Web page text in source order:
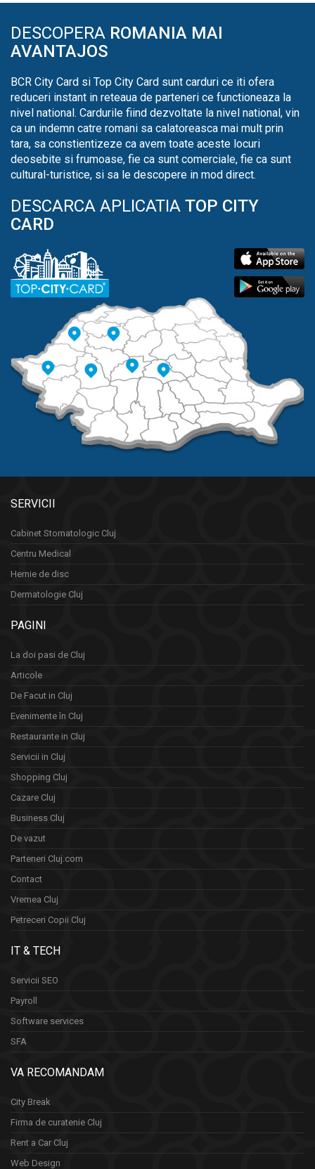
DESCOPERA ROMANIA MAI
AVANTAJOS
BCR City Card si Top City Card sunt carduri ce iti ofera
reduceri instant in reteaua de parteneri ce functioneaza la
nivel national. Cardurile fiind dezvoltate la nivel national, vin
ca un indemn catre romani sa calatoreasca mai mult prin
tara, sa constientizeze ca avem toate aceste locuri
deosebite si frumoase, fie ca sunt comerciale, fie ca sunt
cultural-turistice, si sa le descopere in mod direct.
DESCARCA APLICATIA TOP CITY
CARD
SERVICII
Cabinet Stomatologic Cluj
Centru Medical
Hernie de disc
Dermatologie Cluj
PAGINI
La doi pasi de Cluj
Articole
De Facut in Cluj
Evenimente în Cluj
Restaurante in Cluj
Servicii in Cluj
Shopping Cluj
Cazare Cluj
Business Cluj
De vazut
Parteneri Cluj.com
Contact
Vremea Cluj
Petreceri Copii Cluj
IT & TECH
Servicii SEO
Payroll
Software services
SFA
VA RECOMANDAM
City Break
Firma de curatenie Cluj
Rent a Car Cluj
Web Design